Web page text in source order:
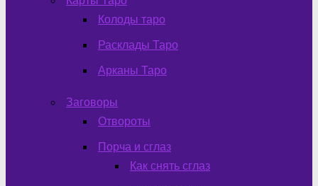
Колоды таро
Расклады Таро
Арканы Таро
Заговоры
Отвороты
Порча и сглаз
Как снять сглаз